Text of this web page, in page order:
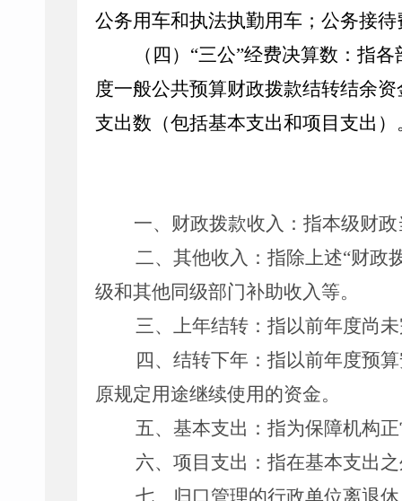
公务用车和执法执勤用车；公务接
（四） “三公”经费决算数：指
度一般公共预算财政拨款结转结余
支出数（包括基本支出和项目支出）
一、财政拨款收入：指本级财
二、其他收入：指除上述“财政
级和其他同级部门补助收入等。
三、上年结转：指以前年度尚
四、结转下年：指以前年度预
原规定用途继续使用的资金。
五、基本支出：指为保障机构
六、项目支出：指在基本支出
七、归口管理的行政单位离退